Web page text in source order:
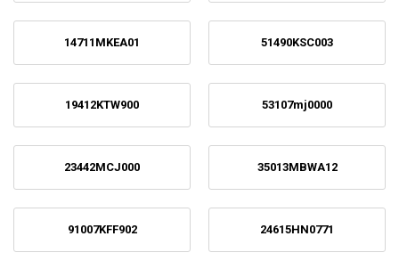
14711MKEA01 51490KSC003
19412KTW900 53107mj0000
23442MCJ000 35013MBWA12
91007KFF902 24615HN0771